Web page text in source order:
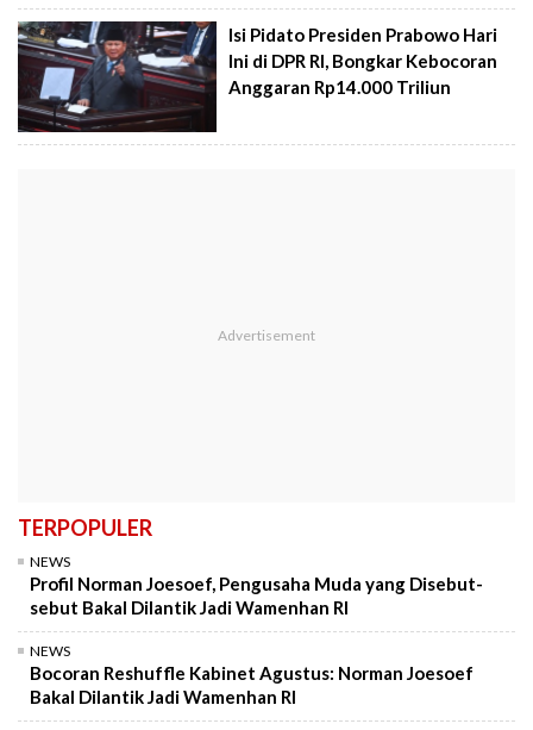
Isi Pidato Presiden Prabowo Hari
Ini di DPR RI, Bongkar Kebocoran
Anggaran Rp14.000 Triliun
TERPOPULER
NEWS
Profil Norman Joesoef, Pengusaha Muda yang Disebut-
sebut Bakal Dilantik Jadi Wamenhan RI
NEWS
Bocoran Reshuffle Kabinet Agustus: Norman Joesoef
Bakal Dilantik Jadi Wamenhan RI